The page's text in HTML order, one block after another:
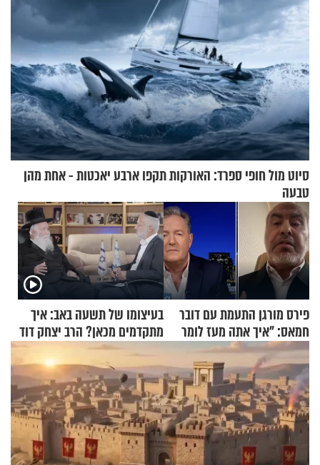
סיוט מול חופי ספרד: האורקות תקפו ארבע יאכטות - אחת מהן
טבעה
פירס מורגן התעמת עם דובר
חמאס: "איך אתה מעז לומר
שלא ביצעתם פשעי מלחמה?!"
בעיצומו של תשעה באב: איך
מתקדמים מכאן? הרב יצחק דוד
גרוסמן בשיחה מיוחדת